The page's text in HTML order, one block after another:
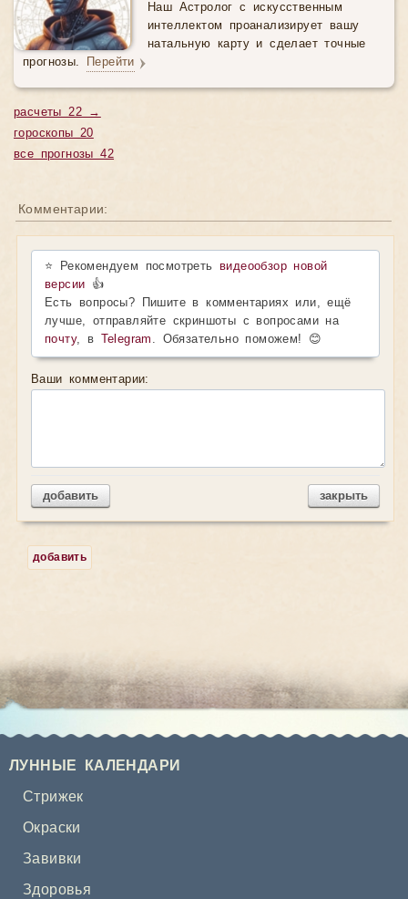
Наш Астролог с искусственным
интеллектом проанализирует вашу
натальную карту и сделает точные
прогнозы. Перейти
расчеты 22 →
гороскопы 20
все прогнозы 42
Комментарии:
⭐ Рекомендуем посмотретьвидеообзор новой
версии 👍
Есть вопросы? Пишите в комментариях или, ещё
лучше, отправляйте скриншоты с вопросами на
почту, в Telegram . Обязательно поможем! 😊
Ваши комментарии:
добавить закрыть
добавить
ЛУННЫЕ КАЛЕНДАРИ
Стрижек
Окраски
Завивки
Здоровья